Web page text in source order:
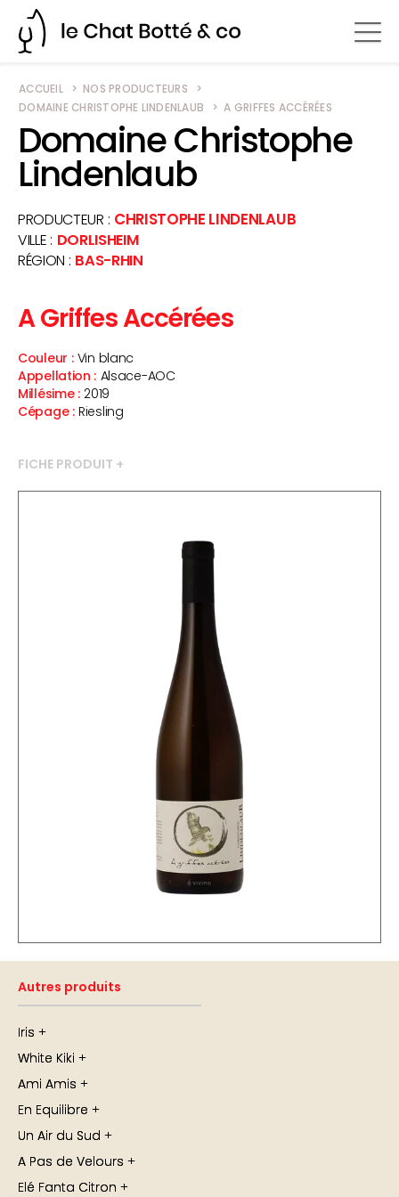
ACCUEIL
NOS PRODUCTEURS
DOMAINE CHRISTOPHE LINDENLAUB
A GRIFFES ACCÉRÉES
Domaine Christophe
Lindenlaub
PRODUCTEUR CHRISTOPHE LINDENLAUB
VILLE DORLISHEIM
RÉGION BAS-RHIN
A Griffes Accérées
Couleur Vin blanc
Appellation Alsace-AOC
Millésime 2019
Cépage Riesling
FICHE PRODUIT
Autres produits
Iris
White Kiki
Ami Amis
En Equilibre
Un Air du Sud
A Pas de Velours
Elé Fanta Citron